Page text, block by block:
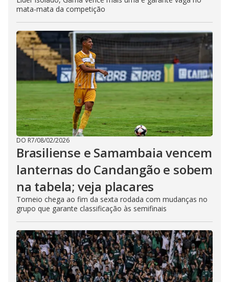
mata-mata da competição
DO R7/08/02/2026
Brasiliense e Samambaia vencem
lanternas do Candangão e sobem
na tabela; veja placares
Torneio chega ao fim da sexta rodada com mudanças no
grupo que garante classificação às semifinais